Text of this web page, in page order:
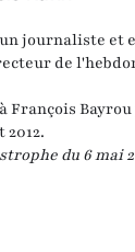
journaliste et
de
François
du 6 mai